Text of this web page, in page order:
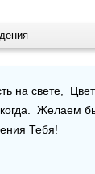
на свете,
Желаем
Тебя!